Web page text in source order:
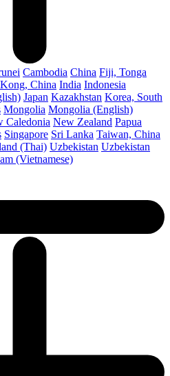
Cambodia China Fiji, Tonga
China India Indonesia
Japan Kazakhstan Korea, South
Mongolia Mongolia (English)
Caledonia New Zealand Papua
Singapore Sri Lanka Taiwan, China
(Thai) Uzbekistan Uzbekistan
(Vietnamese)